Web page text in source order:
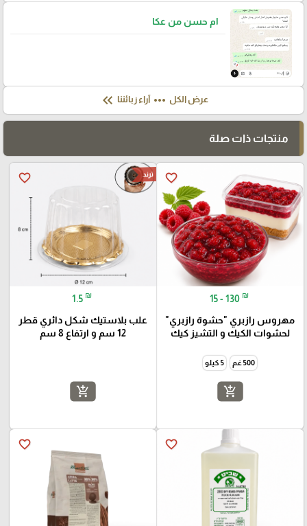
ام حسن من عكا
عرض الكل more_horiz آراء زبائننا keyboard_double_arrow_left
منتجات ذات صلة
favorite_border
15 - 130 ₪
مهروس رازبري "حشوة رازبري"
لحشوات الكيك و التشيز كيك
500 غم 5 كيلو
add_shopping_cart
favorite_border ترند
1.5 ₪
علب بلاستيك شكل دائري قطر
12 سم و ارتفاع 8 سم
add_shopping_cart
favorite_border
favorite_border